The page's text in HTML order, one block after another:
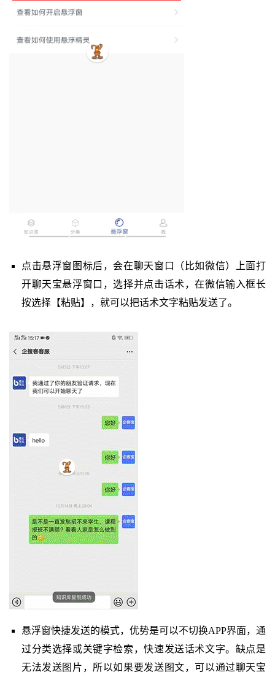
点击悬浮窗图标后，会在聊天窗口（比如微信）上面打
开聊天宝悬浮窗口，选择并点击话术，在微信输入框长
按选择【粘贴】，就可以把话术文字粘贴发送了。
悬浮窗快捷发送的模式，优势是可以不切换APP界面，通
过分类选择或关键字检索，快速发送话术文字。缺点是
无法发送图片，所以如果要发送图文，可以通过聊天宝